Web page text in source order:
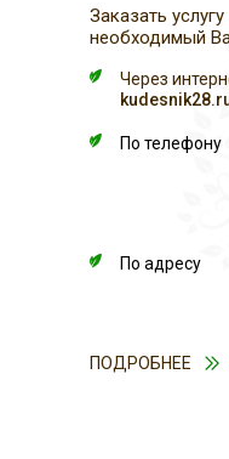
По телефону
По адресу
Через
Заказать
необходимый
ПОДРОБНЕЕ